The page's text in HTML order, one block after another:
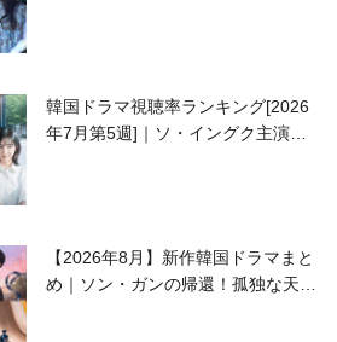
韓国ドラマ視聴率ランキング[2026
年7月第5週]｜ソ・イングク主演の
【2026年8月】新作韓国ドラマまと
め｜ソン・ガンの帰還！孤独な天才